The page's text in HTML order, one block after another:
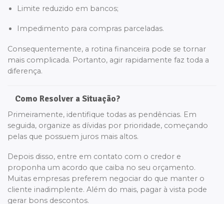
Limite reduzido em bancos;
Impedimento para compras parceladas.
Consequentemente, a rotina financeira pode se tornar
mais complicada. Portanto, agir rapidamente faz toda a
diferença.
Como Resolver a Situação?
Primeiramente, identifique todas as pendências. Em
seguida, organize as dívidas por prioridade, começando
pelas que possuem juros mais altos.
Depois disso, entre em contato com o credor e
proponha um acordo que caiba no seu orçamento.
Muitas empresas preferem negociar do que manter o
cliente inadimplente. Além do mais, pagar à vista pode
gerar bons descontos.